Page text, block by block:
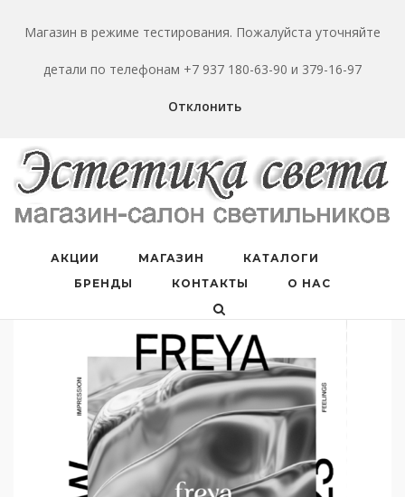
Магазин в режиме тестирования. Пожалуйста уточняйте
детали по телефонам +7 937 180-63-90 и 379-16-97
Отклонить
АКЦИИ МАГАЗИН
КАТАЛОГИ
БРЕНДЫ
КОНТАКТЫ О НАС